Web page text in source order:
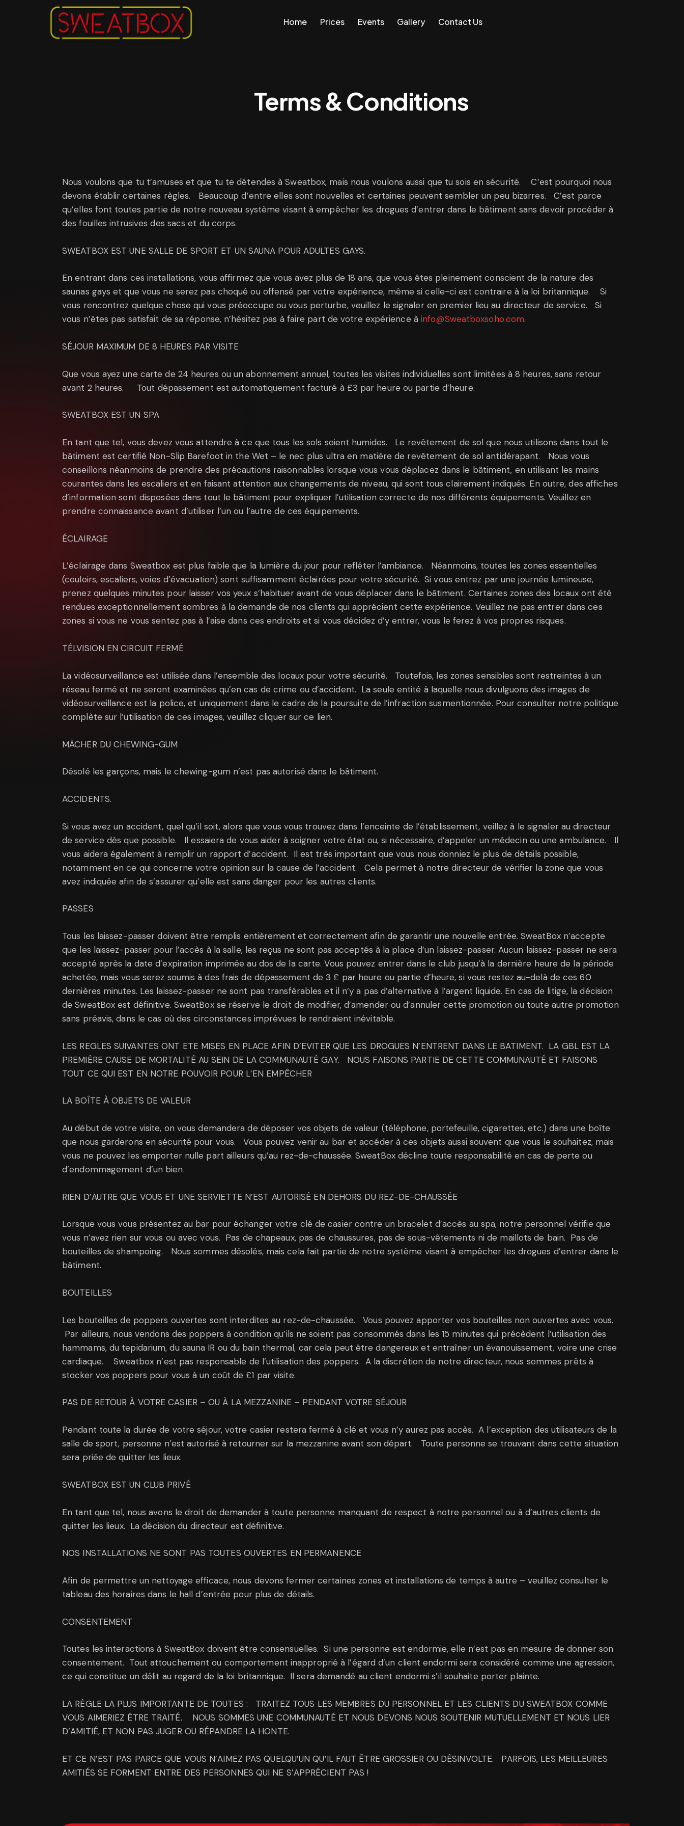
Home Prices Events Gallery Contact Us
Terms & Conditions
Nous voulons que tu t’amuses et que tu te détendes à Sweatbox, mais nous voulons aussi que tu sois en sécurité. C’est pourquoi nous
devons établir certaines règles. Beaucoup d’entre elles sont nouvelles et certaines peuvent sembler un peu bizarres. C’est parce
qu’elles font toutes partie de notre nouveau système visant à empêcher les drogues d’entrer dans le bâtiment sans devoir procéder à
des fouilles intrusives des sacs et du corps.
SWEATBOX EST UNE SALLE DE SPORT ET UN SAUNA POUR ADULTES GAYS.
En entrant dans ces installations, vous affirmez que vous avez plus de 18 ans, que vous êtes pleinement conscient de la nature des
saunas gays et que vous ne serez pas choqué ou offensé par votre expérience, même si celle-ci est contraire à la loi britannique. Si
vous rencontrez quelque chose qui vous préoccupe ou vous perturbe, veuillez le signaler en premier lieu au directeur de service. Si
vous n’êtes pas satisfait de sa réponse, n’hésitez pas à faire part de votre expérience à info@Sweatboxsoho.com.
SÉJOUR MAXIMUM DE 8 HEURES PAR VISITE
Que vous ayez une carte de 24 heures ou un abonnement annuel, toutes les visites individuelles sont limitées à 8 heures, sans retour
avant 2 heures. Tout dépassement est automatiquement facturé à £3 par heure ou partie d’heure.
SWEATBOX EST UN SPA
En tant que tel, vous devez vous attendre à ce que tous les sols soient humides. Le revêtement de sol que nous utilisons dans tout le
bâtiment est certifié Non-Slip Barefoot in the Wet – le nec plus ultra en matière de revêtement de sol antidérapant. Nous vous
conseillons néanmoins de prendre des précautions raisonnables lorsque vous vous déplacez dans le bâtiment, en utilisant les mains
courantes dans les escaliers et en faisant attention aux changements de niveau, qui sont tous clairement indiqués. En outre, des affiches
d’information sont disposées dans tout le bâtiment pour expliquer l’utilisation correcte de nos différents équipements. Veuillez en
prendre connaissance avant d’utiliser l’un ou l’autre de ces équipements.
ÉCLAIRAGE
L’éclairage dans Sweatbox est plus faible que la lumière du jour pour refléter l’ambiance. Néanmoins, toutes les zones essentielles
(couloirs, escaliers, voies d’évacuation) sont suffisamment éclairées pour votre sécurité. Si vous entrez par une journée lumineuse,
prenez quelques minutes pour laisser vos yeux s’habituer avant de vous déplacer dans le bâtiment. Certaines zones des locaux ont été
rendues exceptionnellement sombres à la demande de nos clients qui apprécient cette expérience. Veuillez ne pas entrer dans ces
zones si vous ne vous sentez pas à l’aise dans ces endroits et si vous décidez d’y entrer, vous le ferez à vos propres risques.
TÉLVISION EN CIRCUIT FERMÉ
La vidéosurveillance est utilisée dans l’ensemble des locaux pour votre sécurité. Toutefois, les zones sensibles sont restreintes à un
réseau fermé et ne seront examinées qu’en cas de crime ou d’accident. La seule entité à laquelle nous divulguons des images de
vidéosurveillance est la police, et uniquement dans le cadre de la poursuite de l’infraction susmentionnée. Pour consulter notre politique
complète sur l’utilisation de ces images, veuillez cliquer sur ce lien.
MÂCHER DU CHEWING-GUM
Désolé les garçons, mais le chewing-gum n’est pas autorisé dans le bâtiment.
ACCIDENTS.
Si vous avez un accident, quel qu’il soit, alors que vous vous trouvez dans l’enceinte de l’établissement, veillez à le signaler au directeur
de service dès que possible. Il essaiera de vous aider à soigner votre état ou, si nécessaire, d’appeler un médecin ou une ambulance. Il
vous aidera également à remplir un rapport d’accident. Il est très important que vous nous donniez le plus de détails possible,
notamment en ce qui concerne votre opinion sur la cause de l’accident. Cela permet à notre directeur de vérifier la zone que vous
avez indiquée afin de s’assurer qu’elle est sans danger pour les autres clients.
PASSES
Tous les laissez-passer doivent être remplis entièrement et correctement afin de garantir une nouvelle entrée. SweatBox n’accepte
que les laissez-passer pour l’accès à la salle, les reçus ne sont pas acceptés à la place d’un laissez-passer. Aucun laissez-passer ne sera
accepté après la date d’expiration imprimée au dos de la carte. Vous pouvez entrer dans le club jusqu’à la dernière heure de la période
achetée, mais vous serez soumis à des frais de dépassement de 3 £ par heure ou partie d’heure, si vous restez au-delà de ces 60
dernières minutes. Les laissez-passer ne sont pas transférables et il n’y a pas d’alternative à l’argent liquide. En cas de litige, la décision
de SweatBox est définitive. SweatBox se réserve le droit de modifier, d’amender ou d’annuler cette promotion ou toute autre promotion
sans préavis, dans le cas où des circonstances imprévues le rendraient inévitable.
LES REGLES SUIVANTES ONT ETE MISES EN PLACE AFIN D’EVITER QUE LES DROGUES N’ENTRENT DANS LE BATIMENT. LA GBL EST LA
PREMIÈRE CAUSE DE MORTALITÉ AU SEIN DE LA COMMUNAUTÉ GAY. NOUS FAISONS PARTIE DE CETTE COMMUNAUTÉ ET FAISONS
TOUT CE QUI EST EN NOTRE POUVOIR POUR L’EN EMPÊCHER
LA BOÎTE À OBJETS DE VALEUR
Au début de votre visite, on vous demandera de déposer vos objets de valeur (téléphone, portefeuille, cigarettes, etc.) dans une boîte
que nous garderons en sécurité pour vous. Vous pouvez venir au bar et accéder à ces objets aussi souvent que vous le souhaitez, mais
vous ne pouvez les emporter nulle part ailleurs qu’au rez-de-chaussée. SweatBox décline toute responsabilité en cas de perte ou
d’endommagement d’un bien.
RIEN D’AUTRE QUE VOUS ET UNE SERVIETTE N’EST AUTORISÉ EN DEHORS DU REZ-DE-CHAUSSÉE
Lorsque vous vous présentez au bar pour échanger votre clé de casier contre un bracelet d’accès au spa, notre personnel vérifie que
vous n’avez rien sur vous ou avec vous. Pas de chapeaux, pas de chaussures, pas de sous-vêtements ni de maillots de bain. Pas de
bouteilles de shampoing. Nous sommes désolés, mais cela fait partie de notre système visant à empêcher les drogues d’entrer dans le
bâtiment.
BOUTEILLES
Les bouteilles de poppers ouvertes sont interdites au rez-de-chaussée. Vous pouvez apporter vos bouteilles non ouvertes avec vous.
Par ailleurs, nous vendons des poppers à condition qu’ils ne soient pas consommés dans les 15 minutes qui précèdent l’utilisation des
hammams, du tepidarium, du sauna IR ou du bain thermal, car cela peut être dangereux et entraîner un évanouissement, voire une crise
cardiaque. Sweatbox n’est pas responsable de l’utilisation des poppers. A la discrétion de notre directeur, nous sommes prêts à
stocker vos poppers pour vous à un coût de £1 par visite.
PAS DE RETOUR À VOTRE CASIER – OU À LA MEZZANINE – PENDANT VOTRE SÉJOUR
Pendant toute la durée de votre séjour, votre casier restera fermé à clé et vous n’y aurez pas accès. A l’exception des utilisateurs de la
salle de sport, personne n’est autorisé à retourner sur la mezzanine avant son départ. Toute personne se trouvant dans cette situation
sera priée de quitter les lieux.
SWEATBOX EST UN CLUB PRIVÉ
En tant que tel, nous avons le droit de demander à toute personne manquant de respect à notre personnel ou à d’autres clients de
quitter les lieux. La décision du directeur est définitive.
NOS INSTALLATIONS NE SONT PAS TOUTES OUVERTES EN PERMANENCE
Afin de permettre un nettoyage efficace, nous devons fermer certaines zones et installations de temps à autre – veuillez consulter le
tableau des horaires dans le hall d’entrée pour plus de détails.
CONSENTEMENT
Toutes les interactions à SweatBox doivent être consensuelles. Si une personne est endormie, elle n’est pas en mesure de donner son
consentement. Tout attouchement ou comportement inapproprié à l’égard d’un client endormi sera considéré comme une agression,
ce qui constitue un délit au regard de la loi britannique. Il sera demandé au client endormi s’il souhaite porter plainte.
LA RÈGLE LA PLUS IMPORTANTE DE TOUTES : TRAITEZ TOUS LES MEMBRES DU PERSONNEL ET LES CLIENTS DU SWEATBOX COMME
VOUS AIMERIEZ ÊTRE TRAITÉ. NOUS SOMMES UNE COMMUNAUTÉ ET NOUS DEVONS NOUS SOUTENIR MUTUELLEMENT ET NOUS LIER
D’AMITIÉ, ET NON PAS JUGER OU RÉPANDRE LA HONTE.
ET CE N’EST PAS PARCE QUE VOUS N’AIMEZ PAS QUELQU’UN QU’IL FAUT ÊTRE GROSSIER OU DÉSINVOLTE. PARFOIS, LES MEILLEURES
AMITIÉS SE FORMENT ENTRE DES PERSONNES QUI NE S’APPRÉCIENT PAS !